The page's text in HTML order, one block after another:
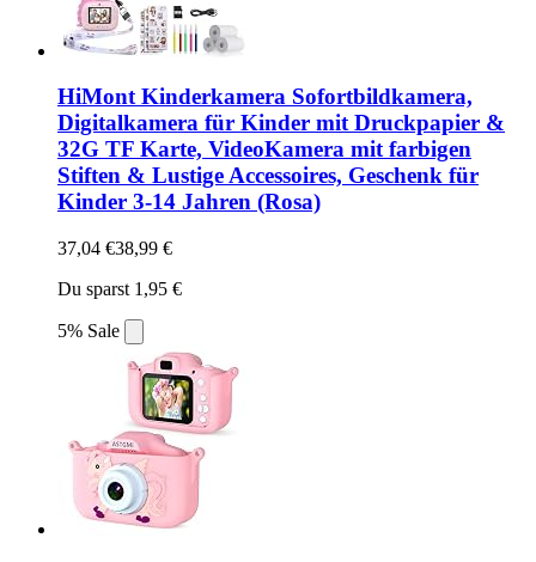
HiMont Kinderkamera Sofortbildkamera,
Digitalkamera für Kinder mit Druckpapier &
32G TF Karte, VideoKamera mit farbigen
Stiften & Lustige Accessoires, Geschenk für
Kinder 3-14 Jahren (Rosa)
37,04 €38,99 €
Du sparst 1,95 €
5% Sale